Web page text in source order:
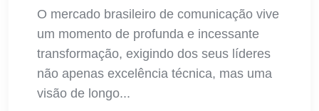
O mercado brasileiro de comunicação vive
um momento de profunda e incessante
transformação, exigindo dos seus líderes
não apenas excelência técnica, mas uma
visão de longo...